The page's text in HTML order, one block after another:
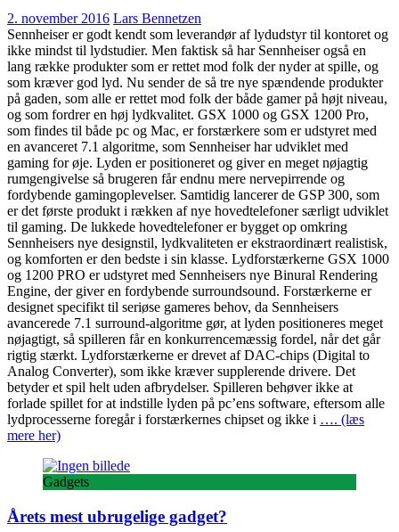
2. november 2016 Lars Bennetzen
Sennheiser er godt kendt som leverandør af lydudstyr til kontoret og
ikke mindst til lydstudier. Men faktisk så har Sennheiser også en
lang række produkter som er rettet mod folk der nyder at spille, og
som kræver god lyd. Nu sender de så tre nye spændende produkter
på gaden, som alle er rettet mod folk der både gamer på højt niveau,
og som fordrer en høj lydkvalitet. GSX 1000 og GSX 1200 Pro,
som findes til både pc og Mac, er forstærkere som er udstyret med
en avanceret 7.1 algoritme, som Sennheiser har udviklet med
gaming for øje. Lyden er positioneret og giver en meget nøjagtig
rumgengivelse så brugeren får endnu mere nervepirrende og
fordybende gamingoplevelser. Samtidig lancerer de GSP 300, som
er det første produkt i rækken af nye hovedtelefoner særligt udviklet
til gaming. De lukkede hovedtelefoner er bygget op omkring
Sennheisers nye designstil, lydkvaliteten er ekstraordinært realistisk,
og komforten er den bedste i sin klasse. Lydforstærkerne GSX 1000
og 1200 PRO er udstyret med Sennheisers nye Binural Rendering
Engine, der giver en fordybende surroundsound. Forstærkerne er
designet specifikt til seriøse gameres behov, da Sennheisers
avancerede 7.1 surround-algoritme gør, at lyden positioneres meget
nøjagtigt, så spilleren får en konkurrencemæssig fordel, når det går
rigtig stærkt. Lydforstærkerne er drevet af DAC-chips (Digital to
Analog Converter), som ikke kræver supplerende drivere. Det
betyder et spil helt uden afbrydelser. Spilleren behøver ikke at
forlade spillet for at indstille lyden på pc’ens software, eftersom alle
lydprocesserne foregår i forstærkernes chipset og ikke i …. (læs
mere her)
Gadgets
Årets mest ubrugelige gadget?